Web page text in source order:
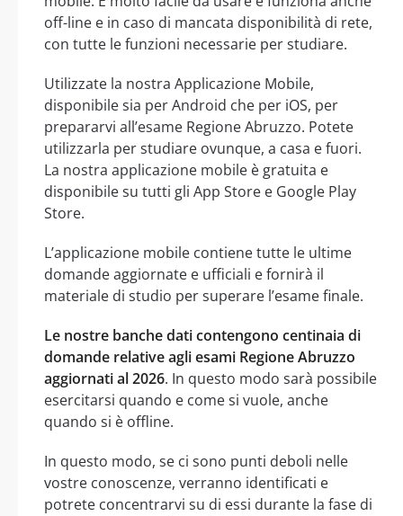
off-line e in caso di mancata disponibilità di rete,
con tutte le funzioni necessarie per studiare.
Utilizzate la nostra Applicazione Mobile,
disponibile sia per Android che per iOS, per
prepararvi all’esame Regione Abruzzo. Potete
utilizzarla per studiare ovunque, a casa e fuori.
La nostra applicazione mobile è gratuita e
disponibile su tutti gli App Store e Google Play
Store.
L’applicazione mobile contiene tutte le ultime
domande aggiornate e ufficiali e fornirà il
materiale di studio per superare l’esame finale.
Le nostre banche dati contengono centinaia di
domande relative agli esami Regione Abruzzo
aggiornati al 2026. In questo modo sarà possibile
esercitarsi quando e come si vuole, anche
quando si è offline.
In questo modo, se ci sono punti deboli nelle
vostre conoscenze, verranno identificati e
potrete concentrarvi su di essi durante la fase di